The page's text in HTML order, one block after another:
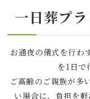
一日葬プ
お通夜の儀式を行わ
を1日で
ご高齢のご親族が多
い場合に、負担を